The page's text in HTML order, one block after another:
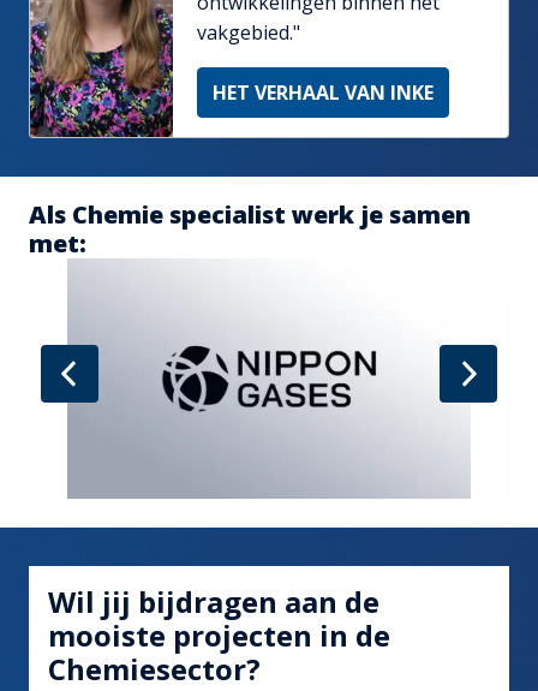
vakgebied."
HET VERHAAL VAN INKE
Als Chemie specialist werk je samen
met:
Wil jij bijdragen aan de
mooiste projecten in de
Chemiesector?